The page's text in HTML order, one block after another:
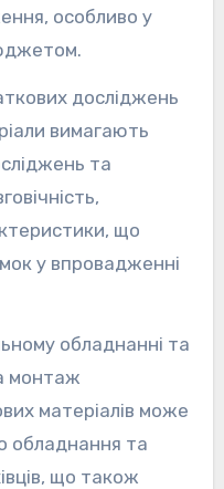
особливо у
досліджень
вимагають
та
що
у впровадженні
обладнанні та
монтаж
матеріалів може
обладнання та
що також